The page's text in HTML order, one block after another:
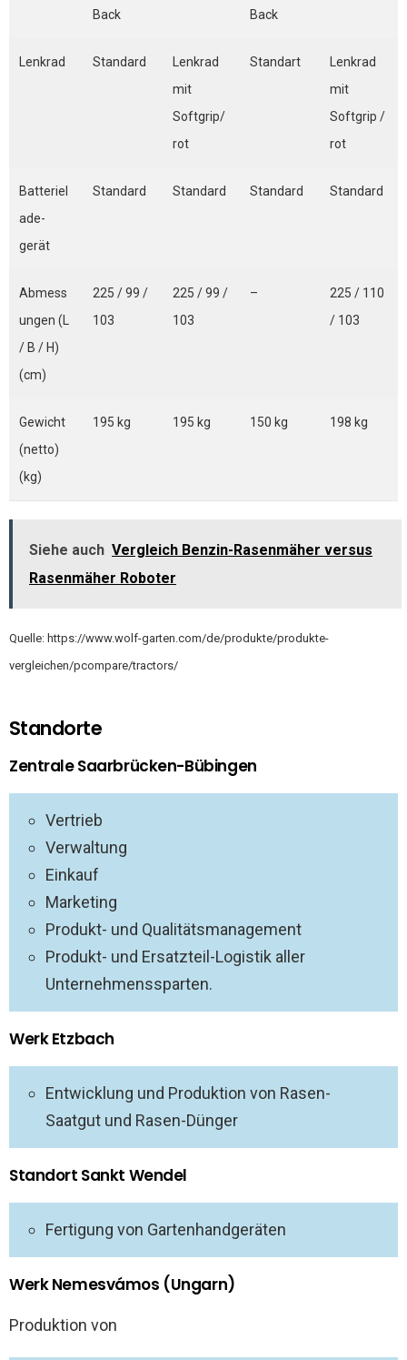
Back
Back
Lenkrad Standard
Lenkrad
mit
Softgrip/
rot
Standart
Lenkrad
mit
Softgrip /
rot
Batteriel
ade-
gerät
Standard Standard Standard Standard
Abmess
ungen (L
/ B / H)
(cm)
225 / 99 /
103
225 / 99 /
103
–
225 / 110
/ 103
Gewicht
(netto)
(kg)
195 kg 195 kg 150 kg 198 kg
Siehe auch Vergleich Benzin-Rasenmäher versus
Rasenmäher Roboter
Quelle: https://www.wolf-garten.com/de/produkte/produkte-
vergleichen/pcompare/tractors/
Standorte
Zentrale Saarbrücken-Bübingen
Vertrieb
Verwaltung
Einkauf
Marketing
Produkt- und Qualitätsmanagement
Produkt- und Ersatzteil-Logistik aller
Unternehmenssparten.
Werk Etzbach
Entwicklung und Produktion von Rasen-
Saatgut und Rasen-Dünger
Standort Sankt Wendel
Fertigung von Gartenhandgeräten
Werk Nemesvámos (Ungarn)
Produktion von